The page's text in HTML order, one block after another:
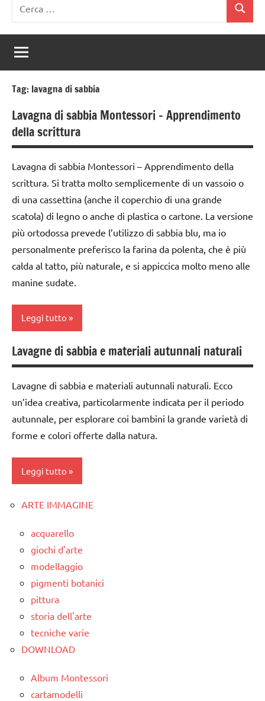
per:
Cerca
Tag: lavagna di sabbia
Lavagna di sabbia Montessori – Apprendimento
della scrittura
Lavagna di sabbia Montessori – Apprendimento della
scrittura. Si tratta molto semplicemente di un vassoio o
di una cassettina (anche il coperchio di una grande
scatola) di legno o anche di plastica o cartone. La versione
più ortodossa prevede l’utilizzo di sabbia blu, ma io
personalmente preferisco la farina da polenta, che è più
calda al tatto, più naturale, e si appiccica molto meno alle
manine sudate.
Leggi tutto
classe
1a
dai
3 ai
6
anni
GIOCHI
MONTESSORI
DIDATTICA
scrittura
Montessori
LINGUAGGIO
LINGUAGGIO
MONTESSORI
scrivere
leggere
Lavagne di sabbia e materiali autunnali naturali
Lavagne di sabbia e materiali autunnali naturali. Ecco
un’idea creativa, particolarmente indicata per il periodo
autunnale, per esplorare coi bambini la grande varietà di
forme e colori offerte dalla natura.
Leggi tutto
ARTE
classe
1a
classe
2a
da 0
a 3
ARTE IMMAGINE
acquarello
giochi d'arte
modellaggio
pigmenti botanici
pittura
storia dell'arte
tecniche varie
DOWNLOAD
Album Montessori
cartamodelli